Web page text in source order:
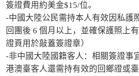
簽證費用約美金$15/位。
-中國大陸公民需持本人有效因私護
回團後 6 個月以上，並確保護照上
證頁用於敲蓋簽證章）
-非中國大陸國籍客人：相關簽證事
港澳臺客人還需持有效的回鄉證或